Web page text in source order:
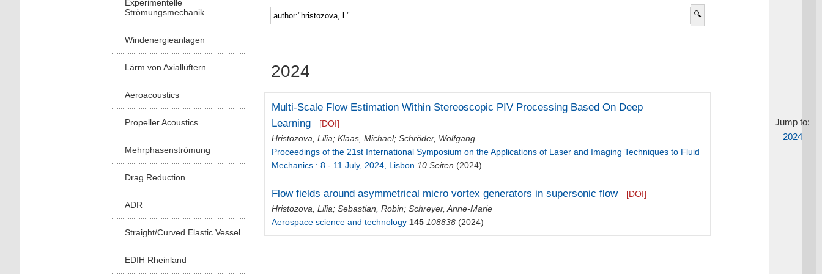
Experimentelle
Strömungsmechanik
Windenergieanlagen
Lärm von Axiallüftern
Aeroacoustics
Propeller Acoustics
Mehrphasenströmung
Drag Reduction
ADR
Straight/Curved Elastic Vessel
EDIH Rheinland
Jump to:
2024
2024
Multi-Scale Flow Estimation Within Stereoscopic PIV Processing Based On Deep
Learning
[DOI]
Hristozova, Lilia;Klaas, Michael;Schröder, Wolfgang
Proceedings of the 21st International Symposium on the Applications of Laser and Imaging Techniques to Fluid
Mechanics : 8 - 11 July, 2024, Lisbon 10 Seiten (2024)
Flow fields around asymmetrical micro vortex generators in supersonic flow
[DOI]
Hristozova, Lilia;Sebastian, Robin;Schreyer, Anne-Marie
Aerospace science and technology 145 108838 (2024)